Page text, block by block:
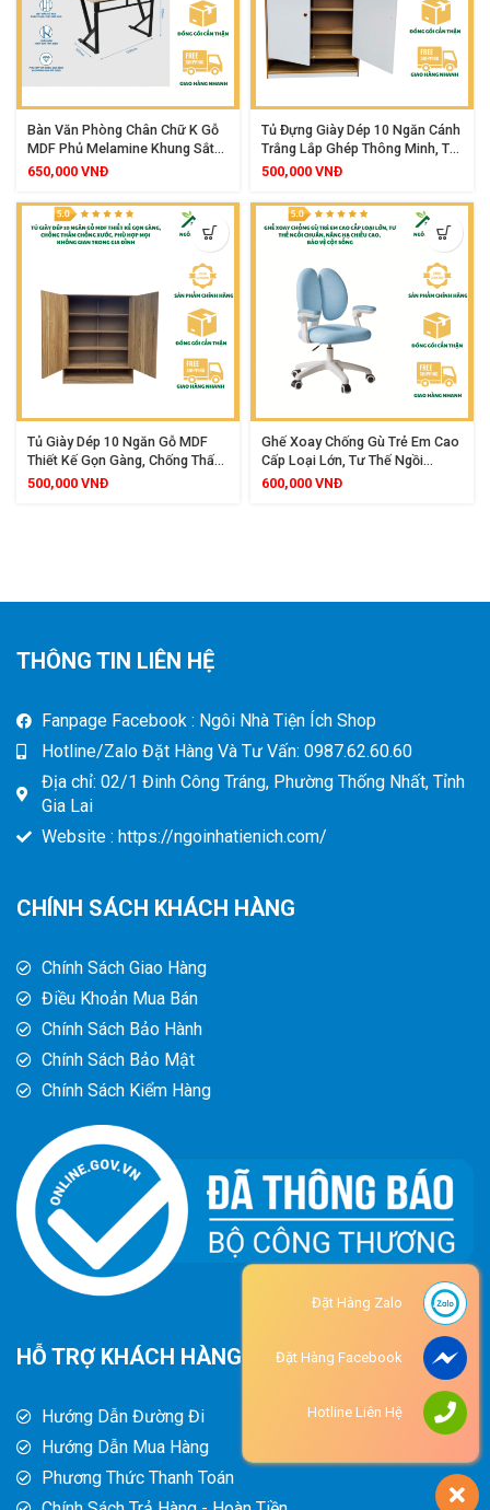
Bàn Văn Phòng Chân Chữ K Gỗ
MDF Phủ Melamine Khung Sắt
Sơn Tĩnh Điện, Kiểu Dáng Cá
650,000 VNĐ
Tủ Đựng Giày Dép 10 Ngăn Cánh
Trắng Lắp Ghép Thông Minh, Tủ
Giày Tuỳ Biến Linh Hoạt, Tiết
500,000 VNĐ
Tủ Giày Dép 10 Ngăn Gỗ MDF
Thiết Kế Gọn Gàng, Chống Thấm
Chống Xước, Phù Hợp Mọi
500,000 VNĐ
Ghế Xoay Chống Gù Trẻ Em Cao
Cấp Loại Lớn, Tư Thế Ngồi
Chuẩn, Nâng Hạ Chiều Cao, Bảo
600,000 VNĐ
THÔNG TIN LIÊN HỆ
Fanpage Facebook : Ngôi Nhà Tiện Ích Shop
Hotline/Zalo Đặt Hàng Và Tư Vấn: 0987.62.60.60
Địa chỉ: 02/1 Đinh Công Tráng, Phường Thống Nhất, Tỉnh
Gia Lai
Website : https://ngoinhatienich.com/
CHÍNH SÁCH KHÁCH HÀNG
Chính Sách Giao Hàng
Điều Khoản Mua Bán
Chính Sách Bảo Hành
Chính Sách Bảo Mật
Chính Sách Kiểm Hàng
HỖ TRỢ KHÁCH HÀNG
Hướng Dẫn Đường Đi
Hướng Dẫn Mua Hàng
Phương Thức Thanh Toán
Đặt Hàng Zalo
Đặt Hàng Facebook
Hotline Liên Hệ